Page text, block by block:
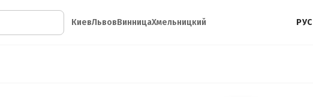
КиевЛьвовВинницаХмельницкий РУС